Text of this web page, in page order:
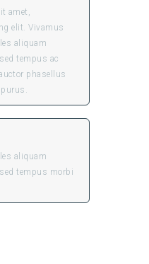
amet,
elit. Vivamus
aliquam
tempus ac
phasellus
aliquam
tempus morbi